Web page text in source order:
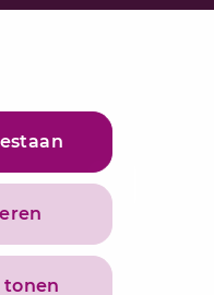
tonen
in de